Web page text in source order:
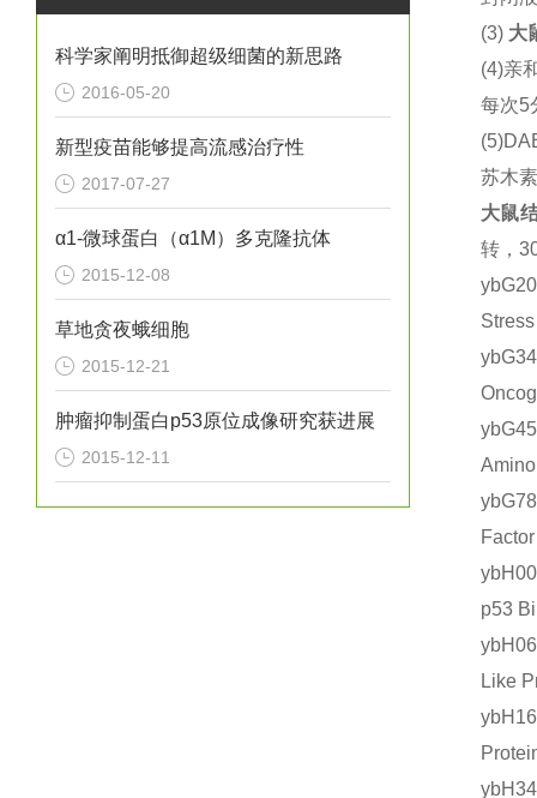
科学家阐明抵御超级细菌的新思路
2016-05-20
新型疫苗能够提高流感治疗性
2017-07-27
α1-微球蛋白（α1M）多克隆抗体
2015-12-08
草地贪夜蛾细胞
2015-12-21
肿瘤抑制蛋白p53原位成像研究获进展
2015-12-11
(3) 大
(4)亲
每次5
苏木
大鼠
转，
p53
Like